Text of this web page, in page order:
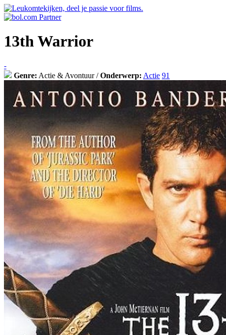
13th Warrior
-
Genre: Actie & Avontuur /Onderwerp: Actie 91